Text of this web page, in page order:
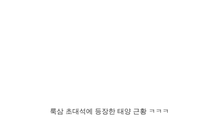
룩삼 초대석에 등장한 태양 근황 ㅋㅋㅋ